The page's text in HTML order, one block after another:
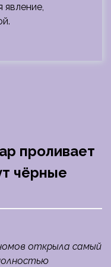
явление,
проливает
чёрные
открыла самый